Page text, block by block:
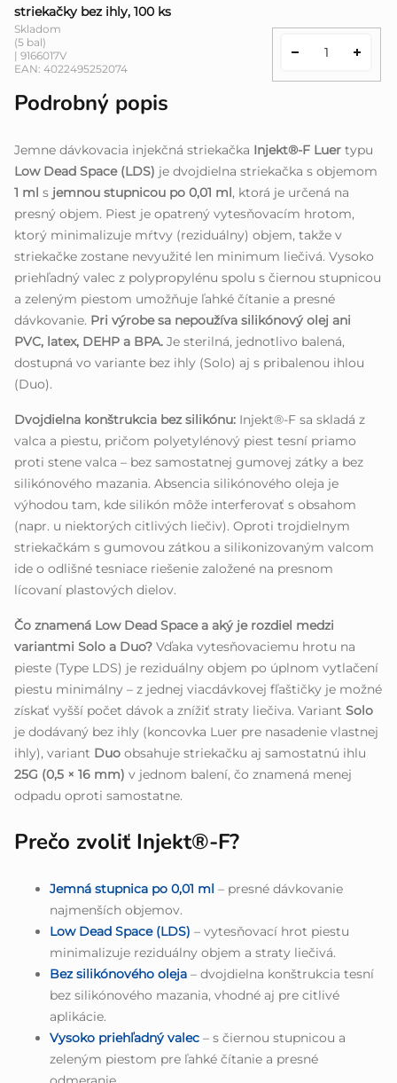
striekačky bez ihly, 100 ks
Skladom
(5 bal)
| 9166017V
EAN: 4022495252074
Podrobný popis
Jemne dávkovacia injekčná striekačka Injekt®-F Luer typu
Low Dead Space (LDS) je dvojdielna striekačka s objemom
1 ml s jemnou stupnicou po 0,01 ml , ktorá je určená na
presný objem. Piest je opatrený vytesňovacím hrotom,
ktorý minimalizuje mŕtvy (reziduálny) objem, takže v
striekačke zostane nevyužité len minimum liečivá. Vysoko
priehľadný valec z polypropylénu spolu s čiernou stupnicou
a zeleným piestom umožňuje ľahké čítanie a presné
dávkovanie. Pri výrobe sa nepoužíva silikónový olej ani
PVC, latex, DEHP a BPA. Je sterilná, jednotlivo balená,
dostupná vo variante bez ihly (Solo) aj s pribalenou ihlou
(Duo).
Dvojdielna konštrukcia bez silikónu: Injekt®-F sa skladá z
valca a piestu, pričom polyetylénový piest tesní priamo
proti stene valca – bez samostatnej gumovej zátky a bez
silikónového mazania. Absencia silikónového oleja je
výhodou tam, kde silikón môže interferovať s obsahom
(napr. u niektorých citlivých liečiv). Oproti trojdielnym
striekačkám s gumovou zátkou a silikonizovaným valcom
ide o odlišné tesniace riešenie založené na presnom
lícovaní plastových dielov.
Čo znamená Low Dead Space a aký je rozdiel medzi
variantmi Solo a Duo? Vďaka vytesňovaciemu hrotu na
pieste (Type LDS) je reziduálny objem po úplnom vytlačení
piestu minimálny – z jednej viacdávkovej fľaštičky je možné
získať vyšší počet dávok a znížiť straty liečiva. Variant Solo
je dodávaný bez ihly (koncovka Luer pre nasadenie vlastnej
ihly), variant Duo obsahuje striekačku aj samostatnú ihlu
25G (0,5 × 16 mm) v jednom balení, čo znamená menej
odpadu oproti samostatne.
Prečo zvoliť Injekt®-F?
Jemná stupnica po 0,01 ml – presné dávkovanie
najmenších objemov.
Low Dead Space (LDS) – vytesňovací hrot piestu
minimalizuje reziduálny objem a straty liečivá.
Bez silikónového oleja – dvojdielna konštrukcia tesní
bez silikónového mazania, vhodné aj pre citlivé
aplikácie.
Vysoko priehľadný valec – s čiernou stupnicou a
zeleným piestom pre ľahké čítanie a presné